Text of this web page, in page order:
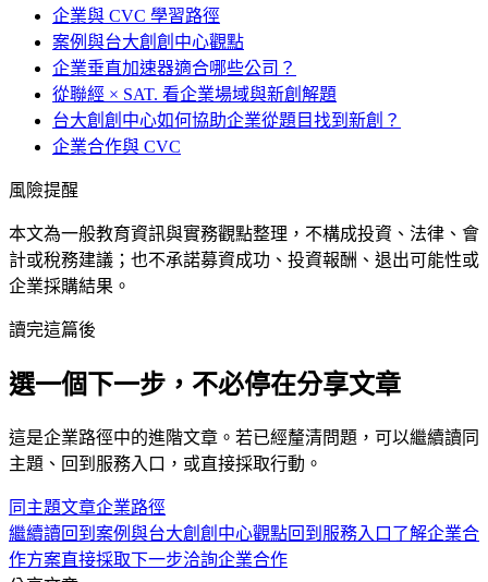
企業與 CVC 學習路徑
案例與台大創創中心觀點
企業垂直加速器適合哪些公司？
從聯經 × SAT. 看企業場域與新創解題
台大創創中心如何協助企業從題目找到新創？
企業合作與 CVC
風險提醒
本文為一般教育資訊與實務觀點整理，不構成投資、法律、會
計或稅務建議；也不承諾募資成功、投資報酬、退出可能性或
企業採購結果。
讀完這篇後
選一個下一步，不必停在分享文章
這是企業路徑中的進階文章。若已經釐清問題，可以繼續讀同
主題、回到服務入口，或直接採取行動。
同主題文章企業路徑
繼續讀回到案例與台大創創中心觀點回到服務入口 了解企業合
作方案直接採取下一步洽詢企業合作